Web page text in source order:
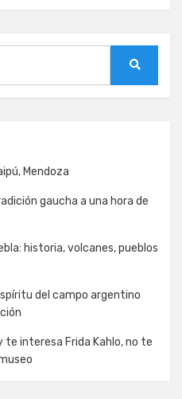
Mendoza
gaucha a una hora de
historia, volcanes, pueblos
del campo argentino
te interesa Frida Kahlo, no te